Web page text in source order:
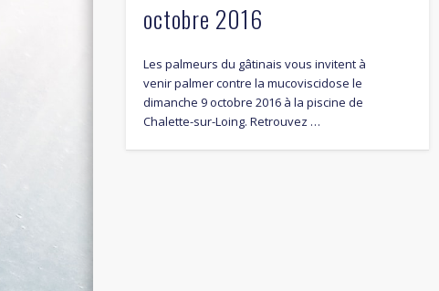
octobre 2016
Les palmeurs du gâtinais vous invitent à
venir palmer contre la mucoviscidose le
dimanche 9 octobre 2016 à la piscine de
Chalette-sur-Loing. Retrouvez …